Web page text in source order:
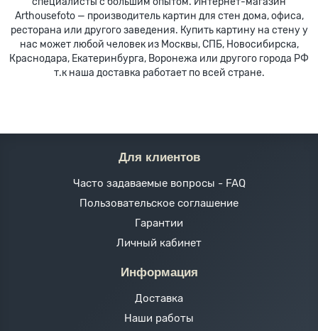
Arthousefoto — производитель картин для стен дома, офиса,
ресторана или другого заведения. Купить картину на стену у
нас может любой человек из Москвы, СПБ, Новосибирска,
Краснодара, Екатеринбурга, Воронежа или другого города РФ
т.к наша доставка работает по всей стране.
Для клиентов
Часто задаваемые вопросы - FAQ
Пользовательское соглашение
Гарантии
Личный кабинет
Информация
Доставка
Наши работы